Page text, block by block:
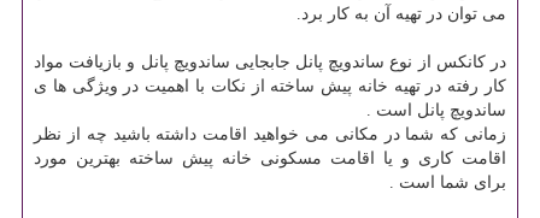
می توان در تهیه آن به کار برد.
در کانکس از نوع ساندویچ پانل جابجایی ساندویچ پانل و بازیافت مواد
کار رفته در تهیه خانه پیش ساخته از نکات با اهمیت در ویژگی ها ی
ساندویچ پانل است .
زمانی که شما در مکانی می خواهید اقامت داشته باشید چه از نظر
اقامت کاری و یا اقامت مسکونی خانه پیش ساخته بهترین مورد
برای شما است .